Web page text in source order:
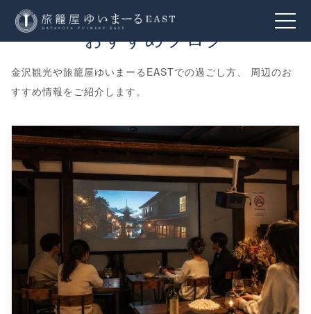
おすすめブログ
金沢観光や旅籠屋ゆいまーるEASTでの過ごし方、 周辺のお
すすめ情報をご紹介します。